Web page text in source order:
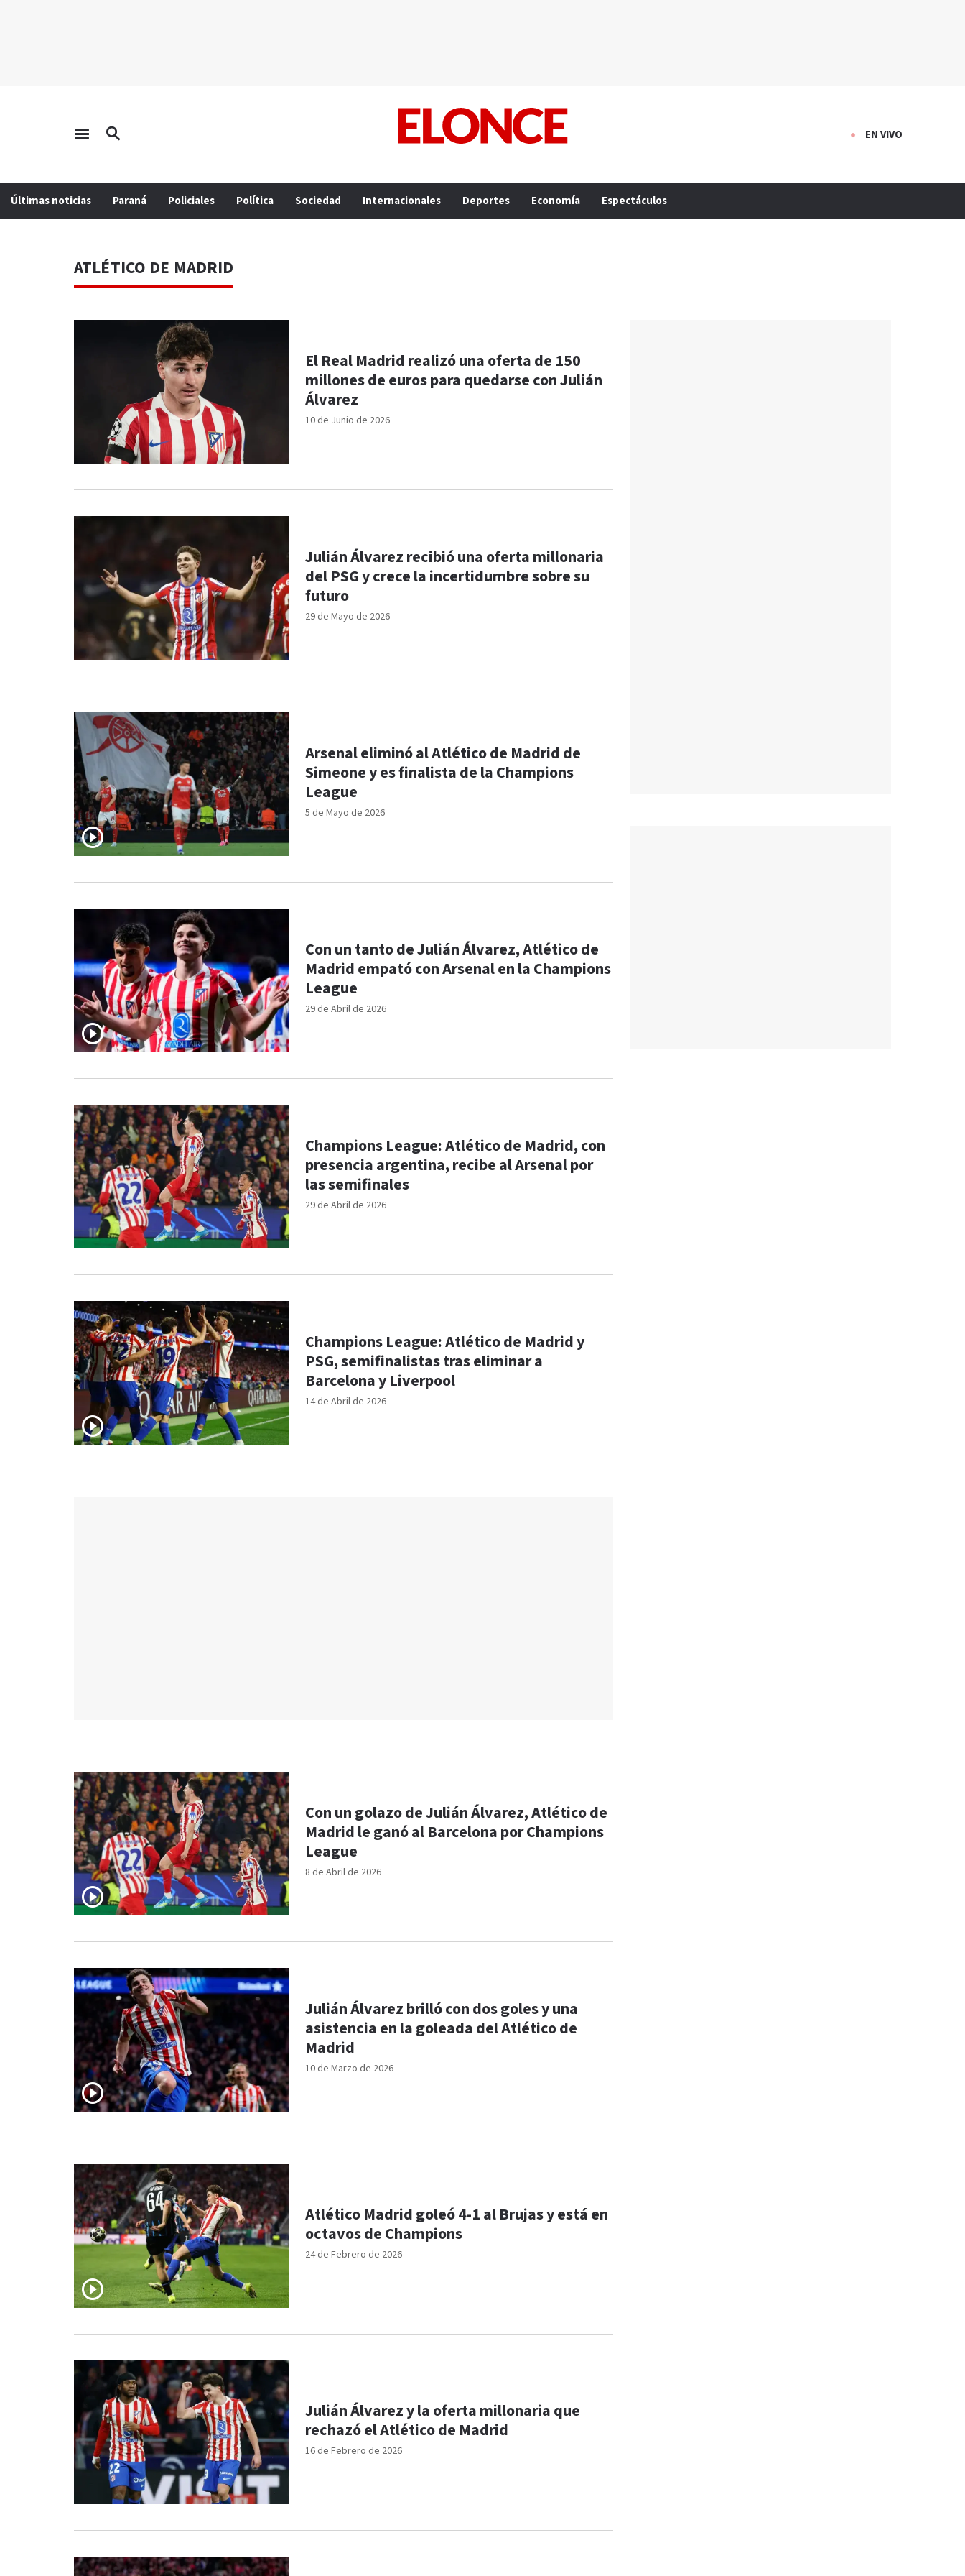
EN VIVO
Últimas noticias Paraná Policiales Política Sociedad Internacionales Deportes Economía Espectáculos
ATLÉTICO DE MADRID
10 de Junio de 2026
El Real Madrid realizó una oferta de 150
millones de euros para quedarse con Julián
Álvarez
29 de Mayo de 2026
Julián Álvarez recibió una oferta millonaria
del PSG y crece la incertidumbre sobre su
futuro
5 de Mayo de 2026
Arsenal eliminó al Atlético de Madrid de
Simeone y es finalista de la Champions
League
29 de Abril de 2026
Con un tanto de Julián Álvarez, Atlético de
Madrid empató con Arsenal en la Champions
League
29 de Abril de 2026
Champions League: Atlético de Madrid, con
presencia argentina, recibe al Arsenal por
las semifinales
14 de Abril de 2026
Champions League: Atlético de Madrid y
PSG, semifinalistas tras eliminar a
Barcelona y Liverpool
8 de Abril de 2026
Con un golazo de Julián Álvarez, Atlético de
Madrid le ganó al Barcelona por Champions
League
10 de Marzo de 2026
Julián Álvarez brilló con dos goles y una
asistencia en la goleada del Atlético de
Madrid
24 de Febrero de 2026
Atlético Madrid goleó 4-1 al Brujas y está en
octavos de Champions
16 de Febrero de 2026
Julián Álvarez y la oferta millonaria que
rechazó el Atlético de Madrid